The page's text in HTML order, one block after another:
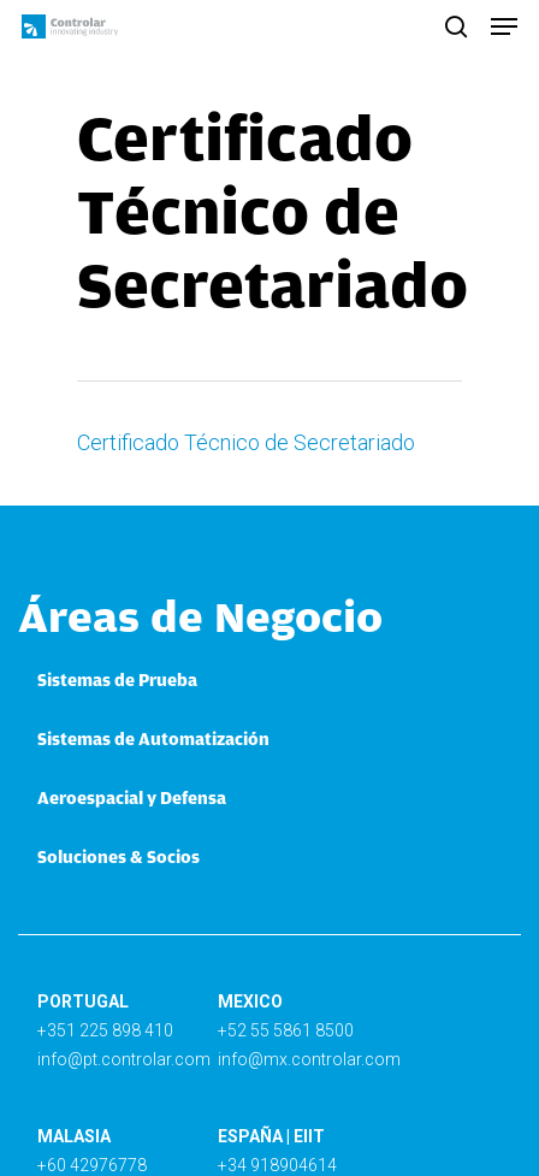
Skip
Certificado
Técnico de
Secretariado
Certificado Técnico de Secretariado
Áreas de Negocio
Sistemas de Prueba
Sistemas de Automatización
Aeroespacial y Defensa
Soluciones & Socios
PORTUGAL
+351 225 898 410
info@pt.controlar.com
MEXICO
+52 55 5861 8500
info@mx.controlar.com
MALASIA
+60 42976778
ESPAÑA | EIIT
+34 918904614